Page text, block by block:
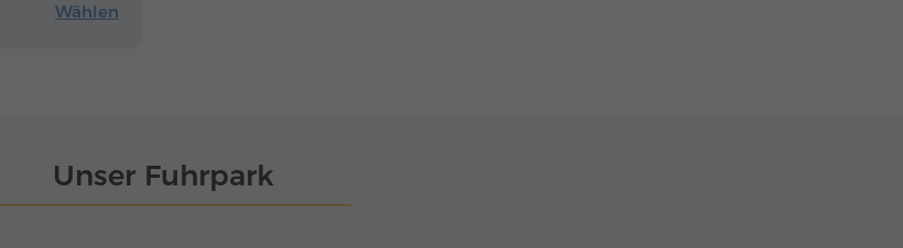
Wählen
Unser Fuhrpark